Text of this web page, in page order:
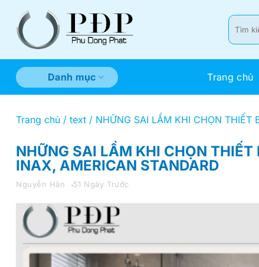
Tìm
kiếm:
Danh mục Trang chủ
Trang chủ / text / NHỮNG SAI LẦM KHI CHỌN THIẾT
NHỮNG SAI LẦM KHI CHỌN
INAX, AMERICAN STANDARD
Nguyễn Hân 51 Ngày Trước